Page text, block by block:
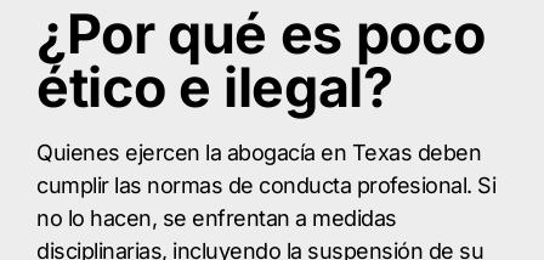
¿Por qué es poco
ético e ilegal?
Quienes ejercen la abogacía en Texas deben
cumplir las normas de conducta profesional. Si
no lo hacen, se enfrentan a medidas
disciplinarias, incluyendo la suspensión de su